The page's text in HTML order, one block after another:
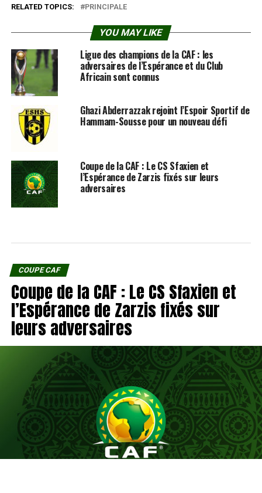
RELATED TOPICS: PRINCIPALE
YOU MAY LIKE
Ligue des champions de la CAF : les
adversaires de l’Espérance et du Club
Africain sont connus
Ghazi Abderrazzak rejoint l’Espoir Sportif de
Hammam-Sousse pour un nouveau défi
Coupe de la CAF : Le CS Sfaxien et
l’Espérance de Zarzis fixés sur leurs
adversaires
COUPE CAF
Coupe de la CAF : Le CS Sfaxien et
l’Espérance de Zarzis fixés sur
leurs adversaires